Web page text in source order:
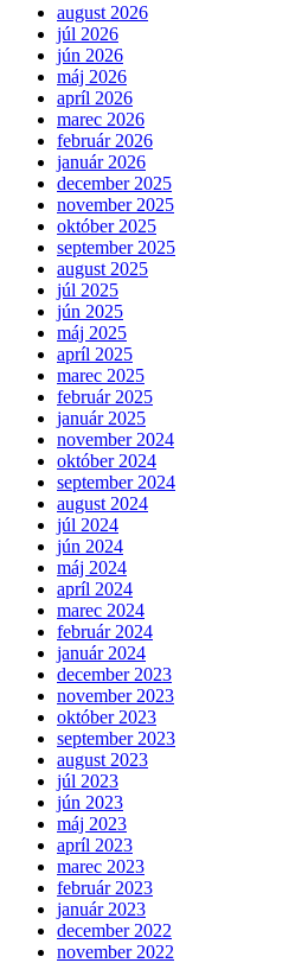
august 2026
júl 2026
jún 2026
máj 2026
apríl 2026
marec 2026
február 2026
január 2026
december 2025
november 2025
október 2025
september 2025
august 2025
júl 2025
jún 2025
máj 2025
apríl 2025
marec 2025
február 2025
január 2025
november 2024
október 2024
september 2024
august 2024
júl 2024
jún 2024
máj 2024
apríl 2024
marec 2024
február 2024
január 2024
december 2023
november 2023
október 2023
september 2023
august 2023
júl 2023
jún 2023
máj 2023
apríl 2023
marec 2023
február 2023
január 2023
december 2022
november 2022